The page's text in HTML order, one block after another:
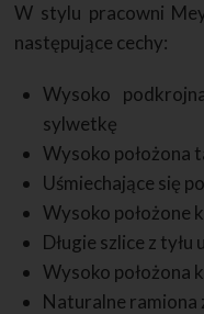
W stylu pracowni
następujące cechy:
Wysoko
sylwetkę
Wysoko położona
Uśmiechające się
Wysoko położone
Długie szlice z
Wysoko położona
Naturalne ramiona